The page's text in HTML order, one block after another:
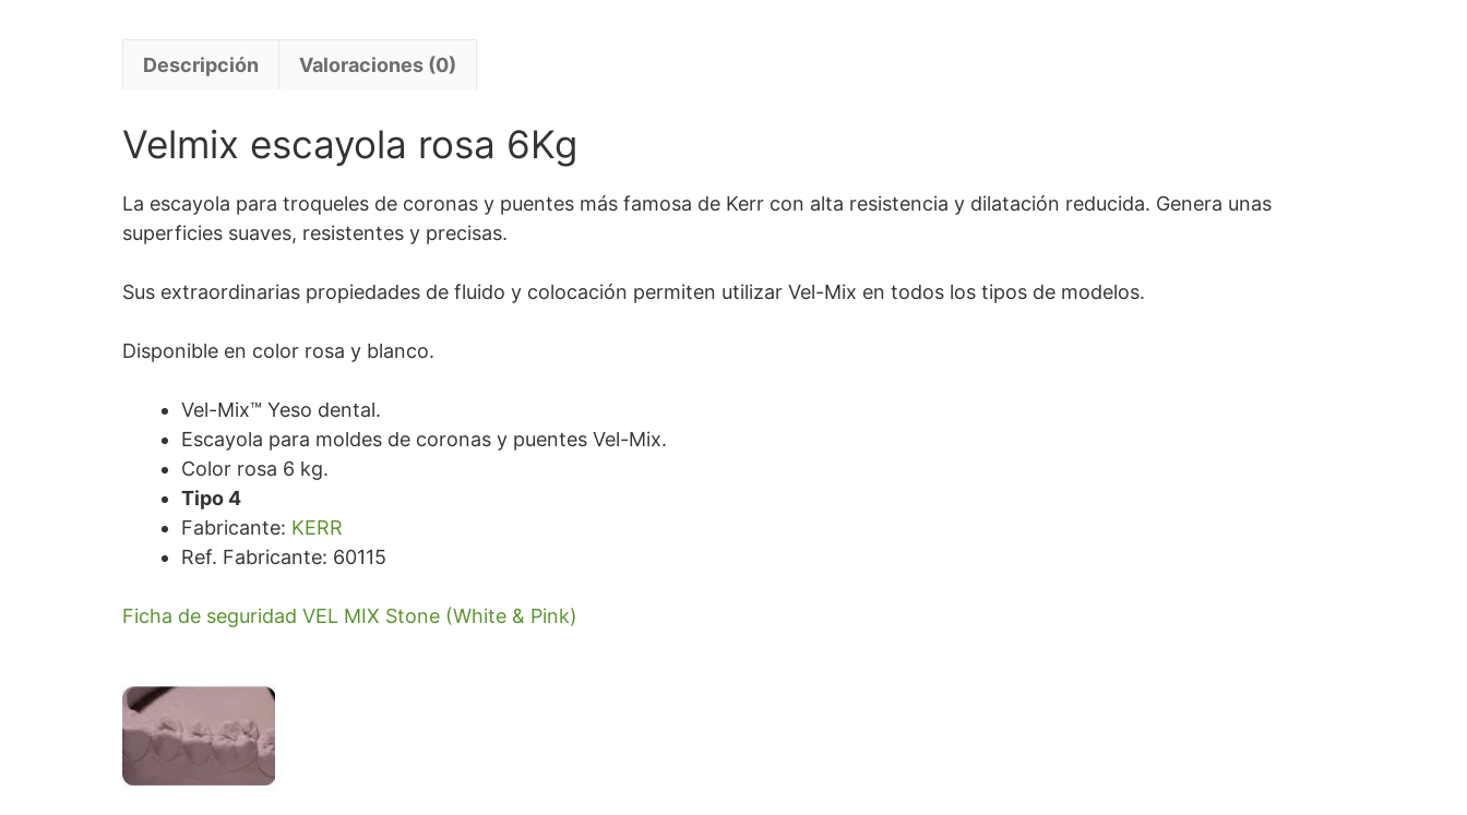
Descripción Valoraciones (0)
Velmix escayola rosa 6Kg
La escayola para troqueles de coronas y puentes más famosa de Kerr con alta resistencia y dilatación reducida. Genera unas
superficies suaves, resistentes y precisas.
Sus extraordinarias propiedades de fluido y colocación permiten utilizar Vel-Mix en todos los tipos de modelos.
Disponible en color rosa y blanco.
Vel-Mix™ Yeso dental.
Escayola para moldes de coronas y puentes Vel-Mix.
Color rosa 6 kg.
Tipo 4
Fabricante: KERR
Ref. Fabricante: 60115
Ficha de seguridad VEL MIX Stone (White & Pink)